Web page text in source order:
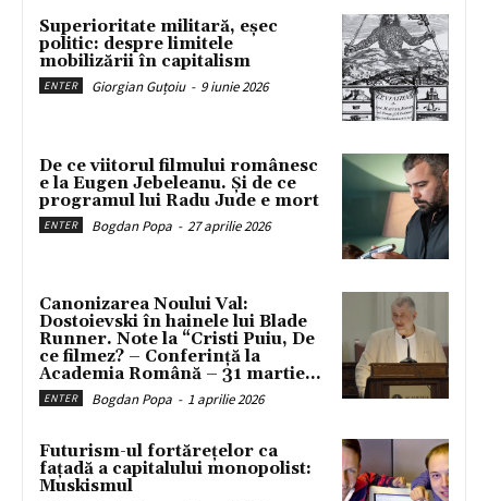
Superioritate militară, eșec
politic: despre limitele
mobilizării în capitalism
ENTER Giorgian Guțoiu - 9 iunie 2026
De ce viitorul filmului românesc
e la Eugen Jebeleanu. Și de ce
programul lui Radu Jude e mort
ENTER Bogdan Popa - 27 aprilie 2026
Canonizarea Noului Val:
Dostoievski în hainele lui Blade
Runner. Note la “Cristi Puiu, De
ce filmez? – Conferință la
Academia Română – 31 martie...
ENTER Bogdan Popa - 1 aprilie 2026
Futurism-ul fortărețelor ca
fațadă a capitalului monopolist:
Muskismul